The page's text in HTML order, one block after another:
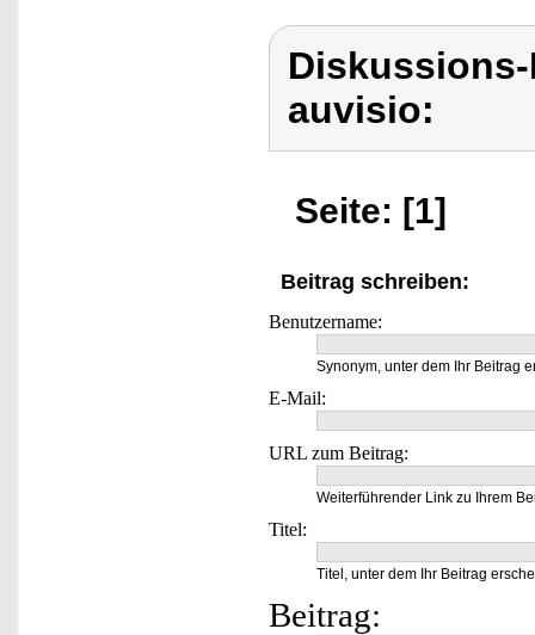
auvisio:
Seite: [1]
Beitrag schreiben:
Benutzername:
Synonym, unter dem Ihr Beitrag
E-Mail:
URL zum Beitrag:
Weiterführender Link zu Ihrem
Titel:
Titel, unter dem Ihr Beitrag
Beitrag: